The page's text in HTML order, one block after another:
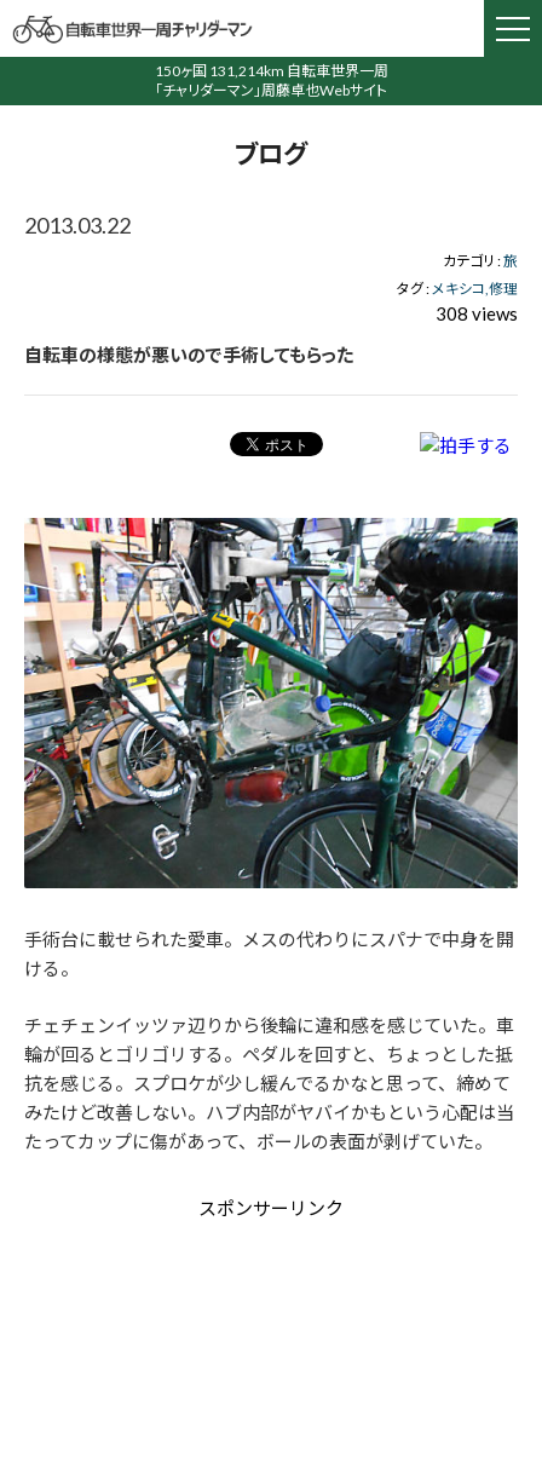
150ヶ国 131,214km 自転車世界一周
「チャリダーマン」周藤卓也Webサイト
ブログ
2013.03.22
カテゴリ :旅
タグ :メキシコ 修理
308 views
自転車の様態が悪いので手術してもらった
手術台に載せられた愛車。メスの代わりにスパナで中身を開
ける。
チェチェンイッツァ辺りから後輪に違和感を感じていた。車
輪が回るとゴリゴリする。ペダルを回すと、ちょっとした抵
抗を感じる。スプロケが少し緩んでるかなと思って、締めて
みたけど改善しない。ハブ内部がヤバイかもという心配は当
たってカップに傷があって、ボールの表面が剥げていた。
スポンサーリンク